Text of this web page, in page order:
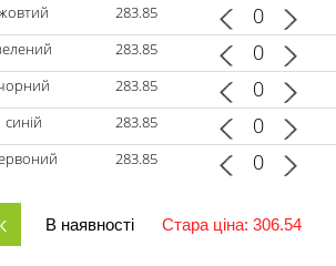
283.85
283.85
283.85
синій
283.85
283.85
В наявності Стара ціна: 306.54